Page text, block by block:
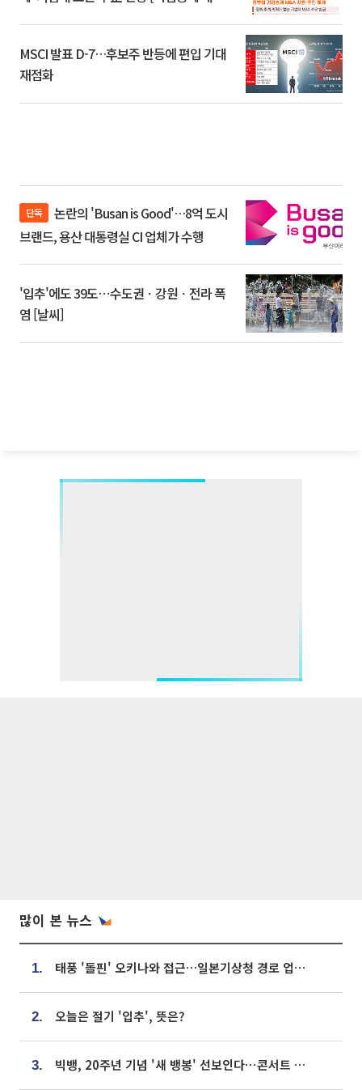
MSCI 발표 D-7…후보주 반등에 편입 기대
재점화
단독
브랜드, 용산 대통령실 CI 업체가 수행
'입추'에도 39도⋯수도권ㆍ강원ㆍ전라 폭
염 [날씨]
많이 본 뉴스
1. 태풍 '돌핀' 오키나와 접근…일본기상청 경로 업데이트
2. 오늘은 절기 '입추', 뜻은?
3. 빅뱅, 20주년 기념 '새 뱅봉' 선보인다⋯콘서트 앞두고 팝업 개최